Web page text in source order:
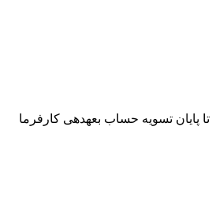
پایان تسویه حساب بعهده­ی کارفرما